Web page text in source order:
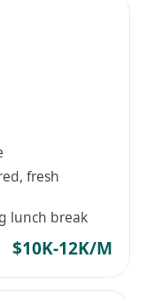
水、保健品销
账目清晰、实
化、复购、人
略，按时完成
，快速解决服
与言行，严控
圈层信誉。
具备优秀的沟
fresh
lunch break
$10K-12K/M